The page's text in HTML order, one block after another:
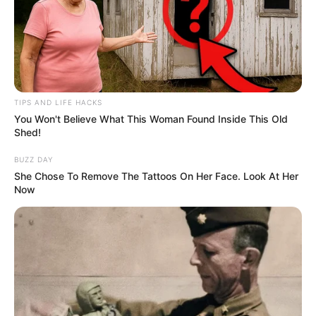
das Bärental. Über dieses führt eine 180
Meter lange Wanderbrücke. Besonders reizvoll ist die
Wanderung während der Obstblüte.
Gotha
Mit dem
Wahrzeichen von Gotha, und der
Schloss Friedenstein
Die frühere Residenz der Herzöge von
Sachsen-Coburg-Gotha mit prunkvollen
Gemächern und insgesamt vier Museen,
unter denen das eigentliche Schlossmuseum zudem zu
den größten in Thüringen gehört.
TIPS AND LIFE HACKS
You Won't Believe What This Woman Found Inside This Old
Shed!
BUZZ DAY
She Chose To Remove The Tattoos On Her Face. Look At Her
Now